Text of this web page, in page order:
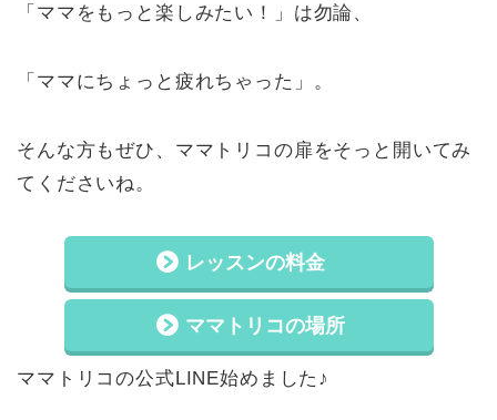
「ママをもっと楽しみたい！」は勿論、
「ママにちょっと疲れちゃった」。
そんな方もぜひ、ママトリコの扉をそっと開いてみ
てくださいね。
レッスンの料金
ママトリコの場所
ママトリコの公式LINE始めました♪